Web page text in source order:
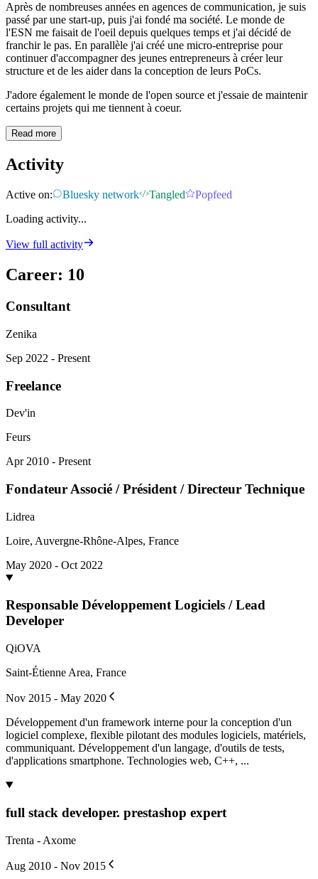
Après de nombreuses années en agences de communication, je suis
passé par une start-up, puis j'ai fondé ma société. Le monde de
l'ESN me faisait de l'oeil depuis quelques temps et j'ai décidé de
franchir le pas. En parallèle j'ai créé une micro-entreprise pour
continuer d'accompagner des jeunes entrepreneurs à créer leur
structure et de les aider dans la conception de leurs PoCs.
J'adore également le monde de l'open source et j'essaie de maintenir
certains projets qui me tiennent à coeur.
Read more
Activity
Active on: Bluesky network Tangled
Popfeed
Loading activity...
View full activity
Career: 10
Consultant
Zenika
Sep 2022 - Present
Freelance
Dev'in
Feurs
Apr 2010 - Present
Fondateur Associé / Président / Directeur Technique
Lidrea
Loire, Auvergne-Rhône-Alpes, France
May 2020 - Oct 2022
Responsable Développement Logiciels / Lead
Developer
QiOVA
Saint-Étienne Area, France
Nov 2015 - May 2020
Développement d'un framework interne pour la conception d'un
logiciel complexe, flexible pilotant des modules logiciels, matériels,
communiquant. Développement d'un langage, d'outils de tests,
d'applications smartphone. Technologies web, C++, ...
full stack developer. prestashop expert
Trenta - Axome
Aug 2010 - Nov 2015